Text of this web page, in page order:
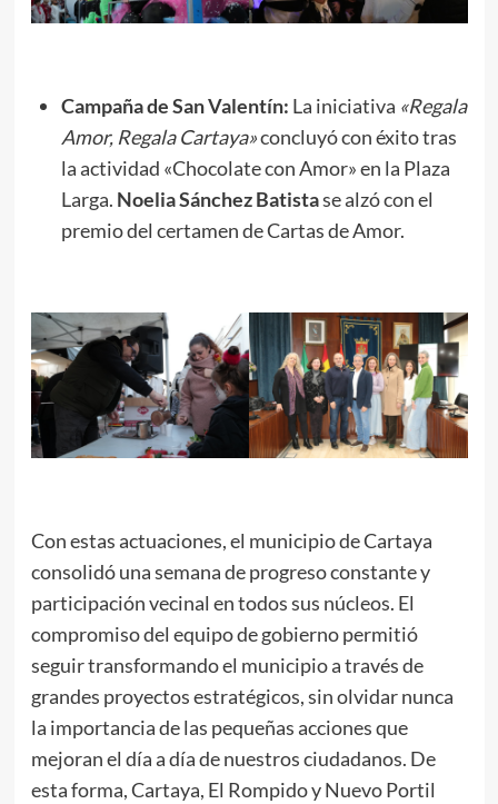
Campaña de San Valentín: La iniciativa «Regala
Amor, Regala Cartaya»concluyó con éxito tras
la actividad «Chocolate con Amor» en la Plaza
Larga. Noelia Sánchez Batistase alzó con el
premio del certamen de Cartas de Amor.
Con estas actuaciones, el municipio de Cartaya
consolidó una semana de progreso constante y
participación vecinal en todos sus núcleos. El
compromiso del equipo de gobierno permitió
seguir transformando el municipio a través de
grandes proyectos estratégicos, sin olvidar nunca
la importancia de las pequeñas acciones que
mejoran el día a día de nuestros ciudadanos. De
esta forma, Cartaya, El Rompido y Nuevo Portil